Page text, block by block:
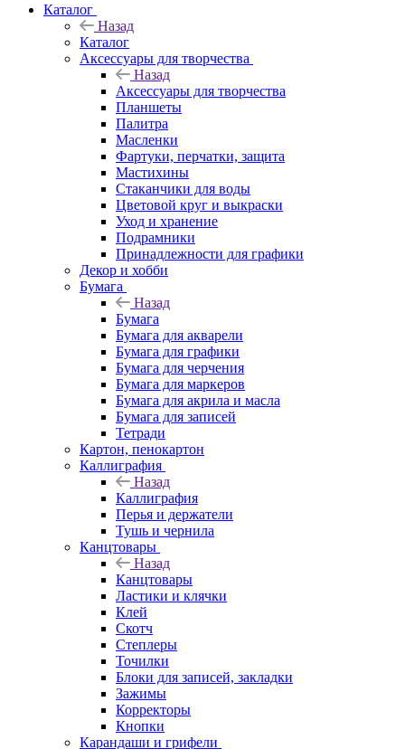
Каталог
Назад
Каталог
Аксессуары для творчества
Назад
Аксессуары для творчества
Планшеты
Палитра
Масленки
Фартуки, перчатки, защита
Мастихины
Стаканчики для воды
Цветовой круг и выкраски
Уход и хранение
Подрамники
Принадлежности для графики
Декор и хобби
Бумага
Назад
Бумага
Бумага для акварели
Бумага для графики
Бумага для черчения
Бумага для маркеров
Бумага для акрила и масла
Бумага для записей
Тетради
Картон, пенокартон
Каллиграфия
Назад
Каллиграфия
Перья и держатели
Тушь и чернила
Канцтовары
Назад
Канцтовары
Ластики и клячки
Клей
Скотч
Степлеры
Точилки
Блоки для записей, закладки
Зажимы
Корректоры
Кнопки
Карандаши и грифели